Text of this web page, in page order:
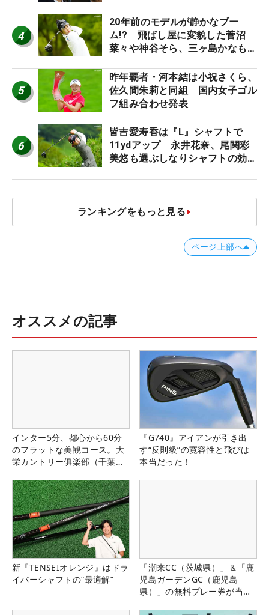
4
20年前のモデルが静かなブー
ム!? 飛ばし屋に変貌した菅沼
菜々や神谷そら、三ヶ島かなも使
ロたちの“飛ばしギア”】
5
昨年覇者・河本結は小祝さくら、
佐久間朱莉と同組 国内女子ゴル
フ組み合わせ発表
6
皆吉愛寿香は『L』シャフトで
11ydアップ 永井花奈、尾関彩
美悠も選ぶしなりシャフトの効果
ランキングをもっと見る
ページ上部へ
オススメの記事
インター5分、都心から60分
のフラットな美観コース。大
栄カントリー俱楽部（千葉
『G740』アイアンが引き出
す“反則級”の寛容性と飛びは
本当だった！
新『TENSEIオレンジ』はドラ
イバーシャフトの“最適解”
「潮来CC（茨城県）」＆「鹿
児島ガーデンGC（鹿児島
県）」の無料プレー券が当た